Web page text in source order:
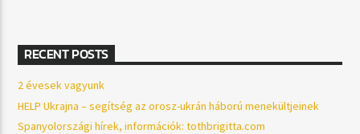
RECENT POSTS
2 évesek vagyunk
HELP Ukrajna – segítség az orosz-ukrán háború menekültjeinek
Spanyolországi hírek, információk: tothbrigitta.com